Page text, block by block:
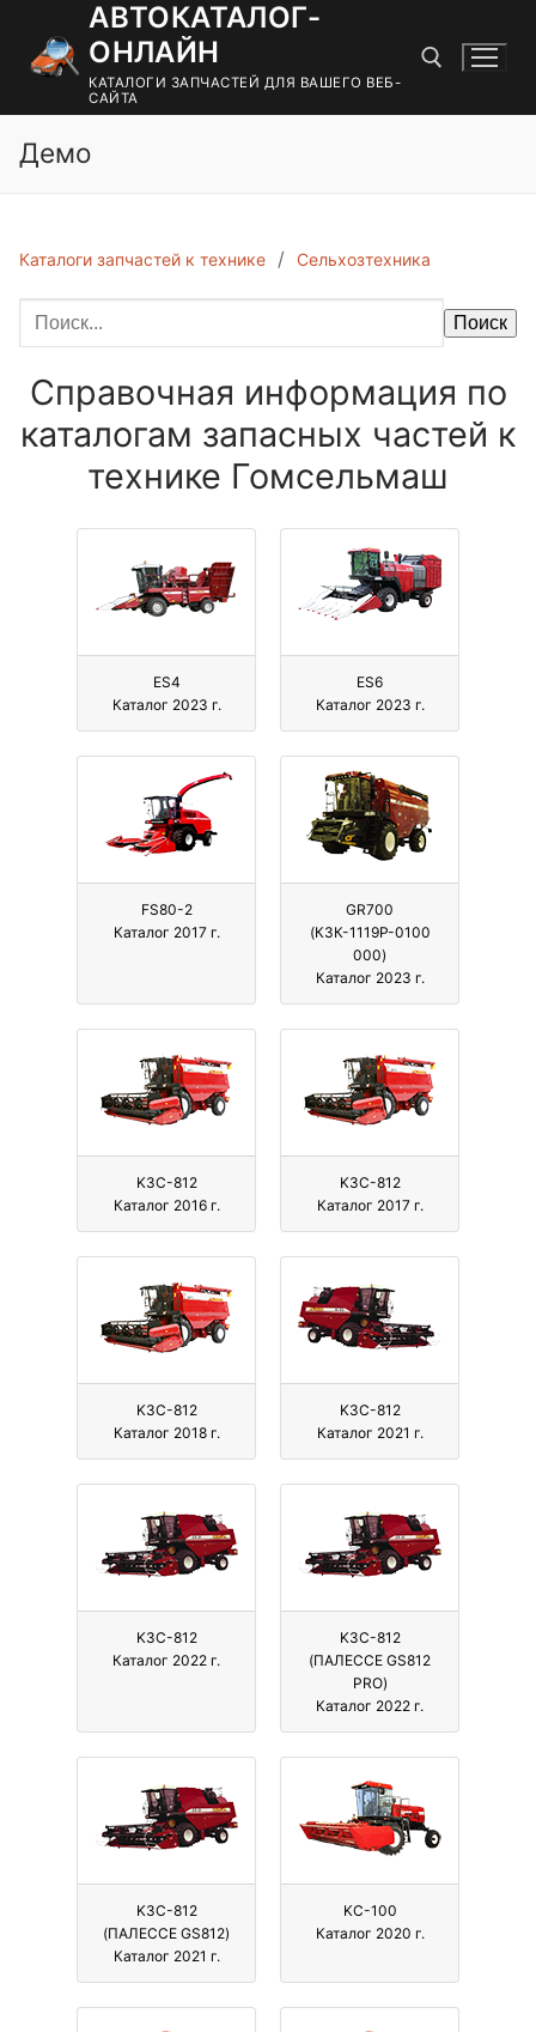
содержимому
АВТОКАТАЛОГ-
ОНЛАЙН
КАТАЛОГИ ЗАПЧАСТЕЙ ДЛЯ ВАШЕГО ВЕБ-
САЙТА
Демо
Каталоги запчастей к технике Сельхозтехника
Поиск
Справочная информация по
каталогам запасных частей к
технике Гомсельмаш
ES4
Каталог 2023 г.
ES6
Каталог 2023 г.
FS80-2
Каталог 2017 г.
GR700
(КЗК-1119Р-0100
000)
Каталог 2023 г.
KЗС-812
Каталог 2016 г.
KЗС-812
Каталог 2017 г.
KЗС-812
Каталог 2018 г.
KЗС-812
Каталог 2021 г.
KЗС-812
Каталог 2022 г.
KЗС-812
(ПАЛЕССЕ GS812
PRO)
Каталог 2022 г.
KЗС-812
(ПАЛЕССЕ GS812)
Каталог 2021 г.
KС-100
Каталог 2020 г.